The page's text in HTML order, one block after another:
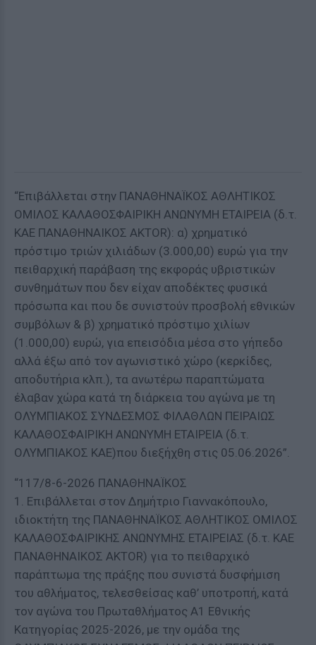
“Επιβάλλεται στην ΠΑΝΑΘΗΝΑΪΚΟΣ ΑΘΛΗΤΙΚΟΣ
ΟΜΙΛΟΣ ΚΑΛΑΘΟΣΦΑΙΡΙΚΗ ΑΝΩΝΥΜΗ ΕΤΑΙΡΕΙΑ (δ.τ.
ΚΑΕ ΠΑΝΑΘΗΝΑΙΚΟΣ AKTOR): α) χρηματικό
πρόστιμο τριών χιλιάδων (3.000,00) ευρώ για την
πειθαρχική παράβαση της εκφοράς υβριστικών
συνθημάτων που δεν είχαν αποδέκτες φυσικά
πρόσωπα και που δε συνιστούν προσβολή εθνικών
συμβόλων & β) χρηματικό πρόστιμο χιλίων
(1.000,00) ευρώ, για επεισόδια μέσα στο γήπεδο
αλλά έξω από τον αγωνιστικό χώρο (κερκίδες,
αποδυτήρια κλπ.), τα ανωτέρω παραπτώματα
έλαβαν χώρα κατά τη διάρκεια του αγώνα με τη
ΟΛΥΜΠΙΑΚΟΣ ΣΥΝΔΕΣΜΟΣ ΦΙΛΑΘΛΩΝ ΠΕΙΡΑΙΩΣ
ΚΑΛΑΘΟΣΦΑΙΡΙΚΗ ΑΝΩΝΥΜΗ ΕΤΑΙΡΕΙΑ (δ.τ.
ΟΛΥΜΠΙΑΚΟΣ ΚΑΕ)που διεξήχθη στις 05.06.2026”.
“117/8-6-2026 ΠΑΝΑΘΗΝΑΪΚΟΣ
1. Επιβάλλεται στον Δημήτριο Γιαννακόπουλο,
ιδιοκτήτη της ΠΑΝΑΘΗΝΑΪΚΟΣ ΑΘΛΗΤΙΚΟΣ ΟΜΙΛΟΣ
ΚΑΛΑΘΟΣΦΑΙΡΙΚΗΣ ΑΝΩΝΥΜΗΣ ΕΤΑΙΡΕΙΑΣ (δ.τ. ΚΑΕ
ΠΑΝΑΘΗΝΑΙΚΟΣ AKTOR) για το πειθαρχικό
παράπτωμα της πράξης που συνιστά δυσφήμιση
του αθλήματος, τελεσθείσας καθ’ υποτροπή, κατά
τον αγώνα του Πρωταθλήματος Α1 Εθνικής
Κατηγορίας 2025-2026, με την ομάδα της